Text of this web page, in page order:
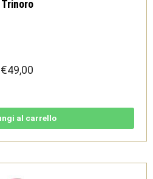
Trinoro
€49,00
al carrello